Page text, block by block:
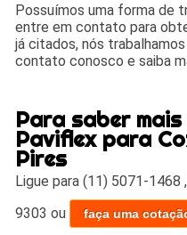
Possuímos uma forma de
entre em contato para
já citados, nós
contato conosco e saiba
Para saber
Paviflex para
Pires
Ligue para(11) 5071-1468
9303 ou faça uma